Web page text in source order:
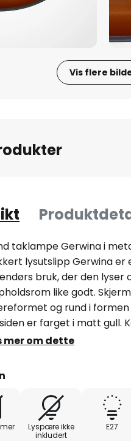
Vis flere
taklampe Gerwina i
lysutslipp Gerwina
bruk, der den lyser
like godt.
og rund i formen
er farget i matt gull.
uttrykk, noe som har
vakkert av gullfargen.
og bør velges med
som har
og som nå også
LED-teknologi, ser
mer om dette
Lyspære ikke
inkludert
E27